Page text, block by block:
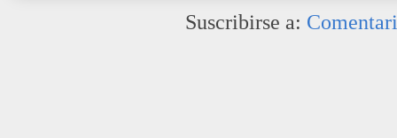
Suscribirse a: